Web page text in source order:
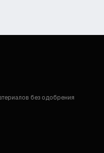
без одобрения